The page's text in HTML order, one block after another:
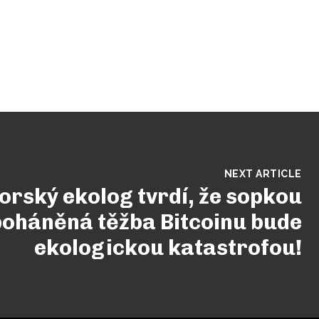
NEXT ARTICLE
ekolog tvrdí, že sopkou
těžba Bitcoinu bude
ekologickou katastrofou!